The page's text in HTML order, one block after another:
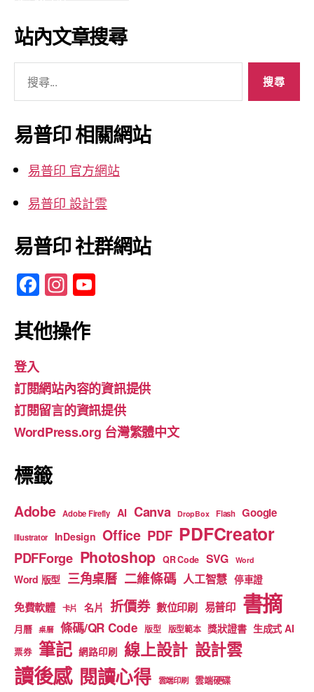
彙
整
站內文章搜尋
關
鍵
字:
易普印 相關網站
易普印 官方網站
易普印 設計雲
易普印 社群網站
F
c
b
o
o
k
In
a
a
m
u
b
e
其他操作
登入
訂閱網站內容的資訊提供
訂閱留言的資訊提供
WordPress.org 台灣繁體中文
標籤
Adobe Adobe Firefly AI Canva DropBox Flash Google
Illustrator InDesign Office PDF PDFCreator
PDFForge Photoshop QR Code SVG Word
Word 版型 三角桌曆 二維條碼 人工智慧 停車證
免費軟體 卡片 名片 折價券 數位印刷 易普印 書摘
月曆 桌曆 條碼/QR Code 版型 版型範本 獎狀證書 生成式 AI
票券 筆記 網路印刷 線上設計 設計雲
讀後感 閱讀心得 雲端印刷 雲端硬碟